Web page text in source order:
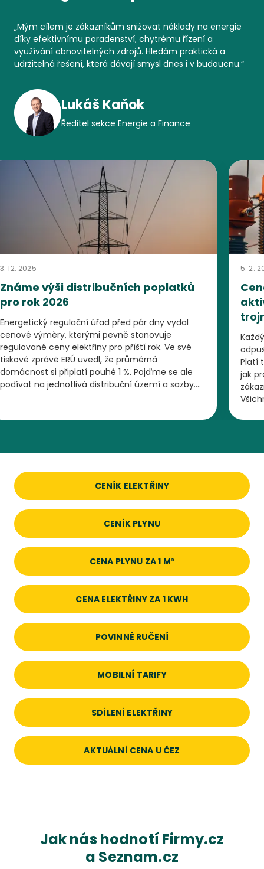
„Mým cílem je zákazníkům snižovat náklady na energie
díky efektivnímu poradenství, chytrému řízení a
využívání obnovitelných zdrojů. Hledám praktická a
udržitelná řešení, která dávají smysl dnes i v budoucnu.“
Lukáš Kaňok
Ředitel sekce Energie a Finance
3. 12. 2025
Známe výši distribučních poplatků
pro rok 2026
Energetický regulační úřad před pár dny vydal
cenové výměry, kterými pevně stanovuje
regulované ceny elektřiny pro příští rok. Ve své
tiskové zprávě ERÚ uvedl, že průměrná
domácnost si připlatí pouhé 1 %. Pojďme se ale
podívat na jednotlivá distribuční území a sazby.
5. 2.
Platí
jak
Přejít
CENÍK ELEKTŘINY
CENÍK PLYNU
CENA PLYNU ZA 1 M³
CENA ELEKTŘINY ZA 1 KWH
POVINNÉ RUČENÍ
MOBILNÍ TARIFY
SDÍLENÍ ELEKTŘINY
AKTUÁLNÍ CENA U ČEZ
Jak nás hodnotí Firmy.cz
a Seznam.cz